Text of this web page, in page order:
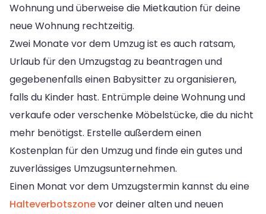
Wohnung und überweise die Mietkaution für deine
neue Wohnung rechtzeitig.
Zwei Monate vor dem Umzug ist es auch ratsam,
Urlaub für den Umzugstag zu beantragen und
gegebenenfalls einen Babysitter zu organisieren,
falls du Kinder hast. Entrümple deine Wohnung und
verkaufe oder verschenke Möbelstücke, die du nicht
mehr benötigst. Erstelle außerdem einen
Kostenplan für den Umzug und finde ein gutes und
zuverlässiges Umzugsunternehmen.
Einen Monat vor dem Umzugstermin kannst du eine
Halteverbotszonevor deiner alten und neuen